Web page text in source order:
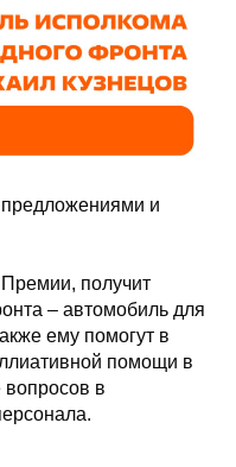
предложениями и
получит
– автомобиль для
ему помогут в
помощи в
в